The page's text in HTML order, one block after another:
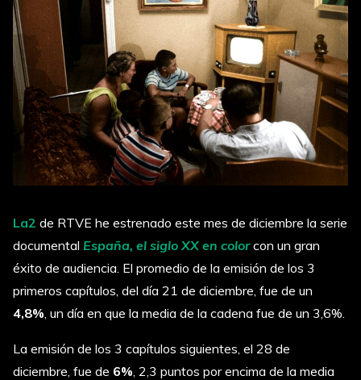
La2 de RTVE he estrenado este mes de diciembre la serie
documental España, el siglo XX en colorcon un gran
éxito de audiencia. El promedio de la emisión de los 3
primeros capítulos, del día 21 de diciembre, fue de un
4,8% , un día en que la media de la cadena fue de un 3,6%.
La emisión de los 3 capítulos siguientes, el 28 de
diciembre, fue de 6% , 2,3 puntos por encima de la media